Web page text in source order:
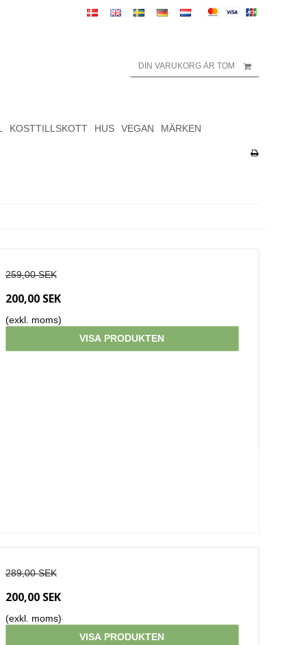
DIN VARUKORG ÄR TOM
KOSTTILLSKOTT HUS VEGAN MÄRKEN
259,00 SEK
200,00 SEK
(exkl. moms)
VISA PRODUKTEN
289,00 SEK
200,00 SEK
(exkl. moms)
VISA PRODUKTEN